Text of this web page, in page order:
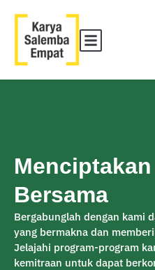
Bersama
Bergabunglah dengan kami
yang bermakna dan
Jelajahi program-program
kemitraan untuk dapat